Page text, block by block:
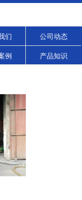
们 公司动态
例 产品知识